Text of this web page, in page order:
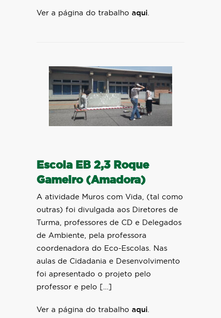
Ver a página do trabalho aqui.
Escola EB 2,3 Roque
Gameiro (Amadora)
A atividade Muros com Vida, (tal como
outras) foi divulgada aos Diretores de
Turma, professores de CD e Delegados
de Ambiente, pela professora
coordenadora do Eco-Escolas. Nas
aulas de Cidadania e Desenvolvimento
foi apresentado o projeto pelo
professor e pelo […]
Ver a página do trabalho aqui.